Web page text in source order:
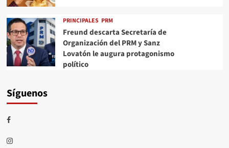
PRINCIPALES PRM
Freund descarta Secretaría de
Organización del PRM y Sanz
Lovatón le augura protagonismo
político
Síguenos